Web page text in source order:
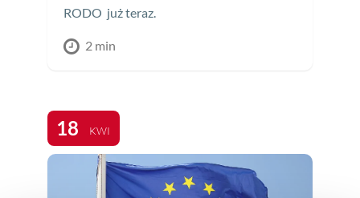
RODO już teraz.
2 min
18 KWI